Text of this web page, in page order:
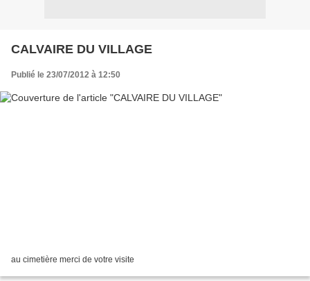
CALVAIRE DU VILLAGE
Publié le 23/07/2012 à 12:50
au cimetière merci de votre visite